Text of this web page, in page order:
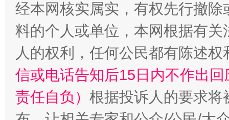
经本网核实属实，有权先行撤
料的个人或单位，本网根据有
人的权利，任何公民都有陈述
信或电话告知后15日内不作出
责任自负） 根据投诉人的要求将